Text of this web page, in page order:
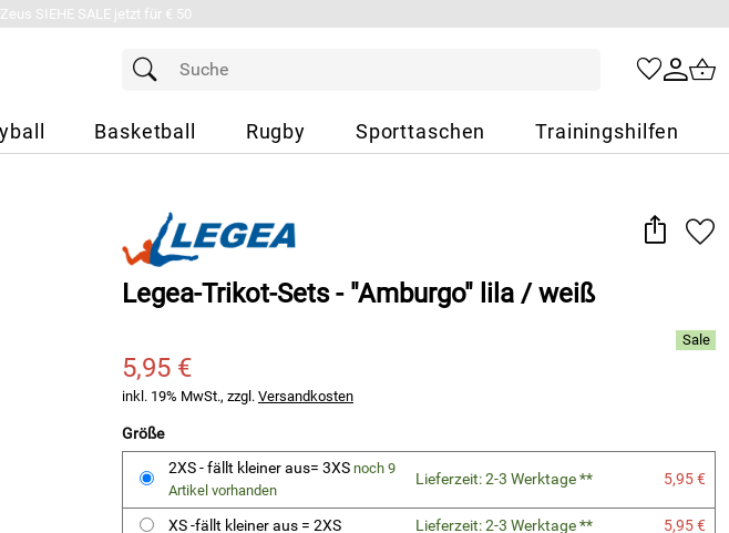
SIEHE SALE jetzt für € 50
Basketball Rugby Sporttaschen Trainingshilfen
Legea-Trikot-Sets - "Amburgo" lila / weiß
5,95 €
inkl. 19% MwSt., zzgl. Versandkosten
Größe
2XS - fällt kleiner aus= 3XS noch 9
Artikel vorhanden
Lieferzeit: 2-3 Werktage ** 5,95 €
XS -fällt kleiner aus = 2XS Lieferzeit: 2-3 Werktage **
5,95 €